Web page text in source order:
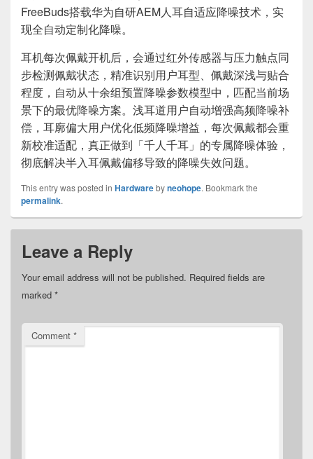
FreeBuds搭载华为自研AEM人耳自适应降噪技术，实
现全自动定制化降噪。
耳机每次佩戴开机后，会通过红外传感器与压力触点同
步检测佩戴状态，精准识别用户耳型、佩戴深浅与贴合
程度，自动从十余组预置降噪参数模型中，匹配当前场
景下的最优降噪方案。浅耳道用户自动增强高频降噪补
偿，耳廓偏大用户优化低频降噪增益，每次佩戴都会重
新校准适配，真正做到「千人千耳」的专属降噪体验，
彻底解决半入耳佩戴偏移导致的降噪失效问题。
This entry was posted in Hardwarebyneohope. Bookmark the
permalink.
Leave a Reply
Your email address will not be published. Required fields are
marked *
Comment *